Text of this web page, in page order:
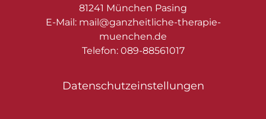
81241 München Pasing
E-Mail: mail@ganzheitliche-therapie-
muenchen.de
Telefon: 089-88561017
Datenschutzeinstellungen